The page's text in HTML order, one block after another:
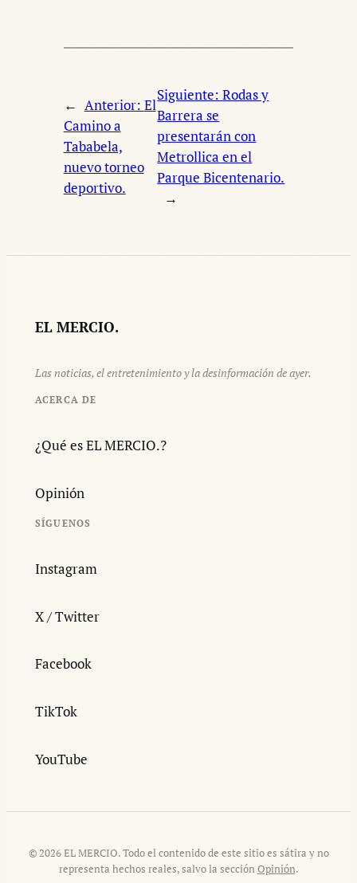
← Anterior: El
Camino a
Tababela,
nuevo torneo
deportivo.
Siguiente:Rodas y
Barrera se
presentarán con
Metrollica en el
Parque Bicentenario.
→
EL MERCIO.
Las noticias, el entretenimiento y la desinformación de ayer.
ACERCA DE
¿Qué es EL MERCIO.?
Opinión
SÍGUENOS
Instagram
X / Twitter
Facebook
TikTok
YouTube
© 2026 EL MERCIO. Todo el contenido de este sitio es sátira y no
representa hechos reales, salvo la secciónOpinión.